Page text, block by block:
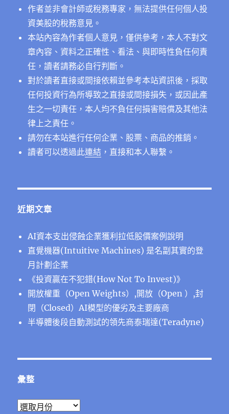
作者並非會計師或稅務專家，無法提供任何個人投
資美股的稅務意見。
本站內容為作者個人意見，僅供參考，本人不對文
章內容、資料之正確性、看法、與即時性負任何責
任，讀者請務必自行判斷。
對於讀者直接或間接依賴並參考本站資訊後，採取
任何投資行為所導致之直接或間接損失，或因此產
生之一切責任，本人均不負任何損害賠償及其他法
律上之責任。
請勿在本站進行任何企業、股票、商品的推銷。
讀者可以透過此連結 ，直接和本人聯繫。
近期文章
AI資本支出侵蝕企業獲利拉低股價案例說明
直覺機器(Intuitive Machines) 是名副其實的登
月計劃企業
《投資贏在不犯錯(How Not To Invest)》
開放權重（Open Weights）,開放（Open ）,封
閉（Closed）AI模型的優劣及主要廠商
半導體後段⾃動測試的領先商泰瑞達(Teradyne)
彙整
彙